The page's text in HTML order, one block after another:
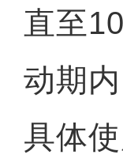
直至
动期
具体